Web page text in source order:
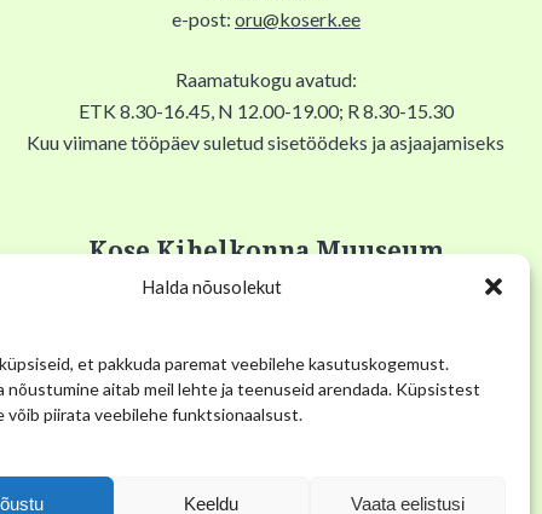
Halda nõusolekut
et pakkuda paremat veebilehe kasutuskogemust.
nõustumine aitab meil lehte ja teenuseid arendada. Küpsistest
võib piirata veebilehe funktsionaalsust.
Keeldu Vaata eelistusi
e-post: oru@koserk.ee
Raamatukogu avatud:
ETK 8.30-16.45, N 12.00-19.00; R 8.30-15.30
Kuu viimane tööpäev suletud sisetöödeks ja asjaajamiseks
Kose Kihelkonna Muuseum
Pikk tn 12, Kose alevik, 75101, Kose Gümnaasiumi keldris
E-post:muuseum@kose.ee
Muuseum avatud E 12.00-16.00, K 14.00-19.00